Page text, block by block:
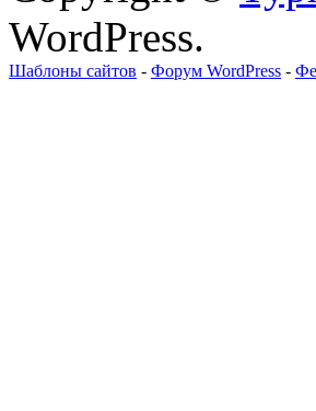
WordPress.
Шаблоны сайтов - Форум WordPress -